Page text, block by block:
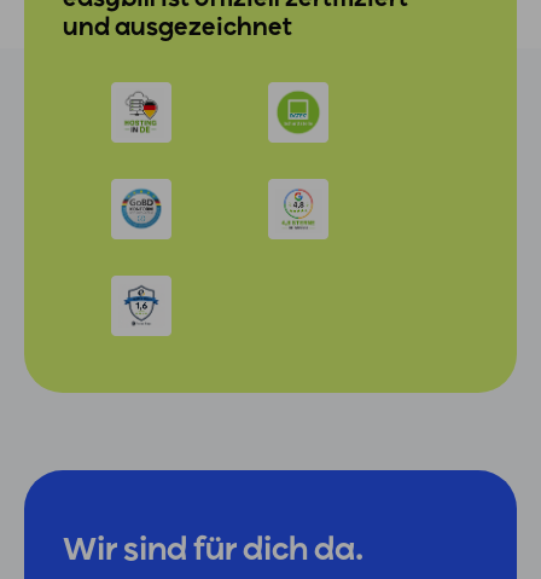
und ausgezeichnet
Wir sind für dich da.